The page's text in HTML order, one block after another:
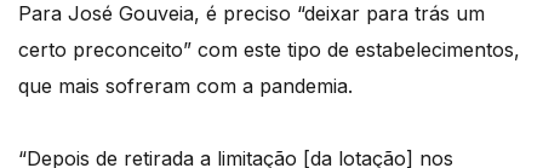
Para José Gouveia, é preciso “deixar para trás um
certo preconceito” com este tipo de estabelecimentos,
que mais sofreram com a pandemia.
“Depois de retirada a limitação [da lotação] nos